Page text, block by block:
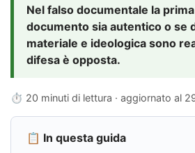
Nel falso documentale la
documento sia autentico o se
materiale e ideologica sono
difesa è opposta.
⏱ 20 minuti di lettura · aggiornato al
📋 In questa guida